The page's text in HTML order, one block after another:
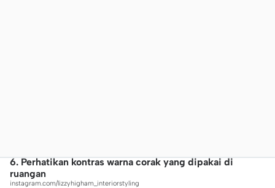
6. Perhatikan kontras warna corak yang dipakai di
ruangan
instagram.com/lizzyhigham_interiorstyling